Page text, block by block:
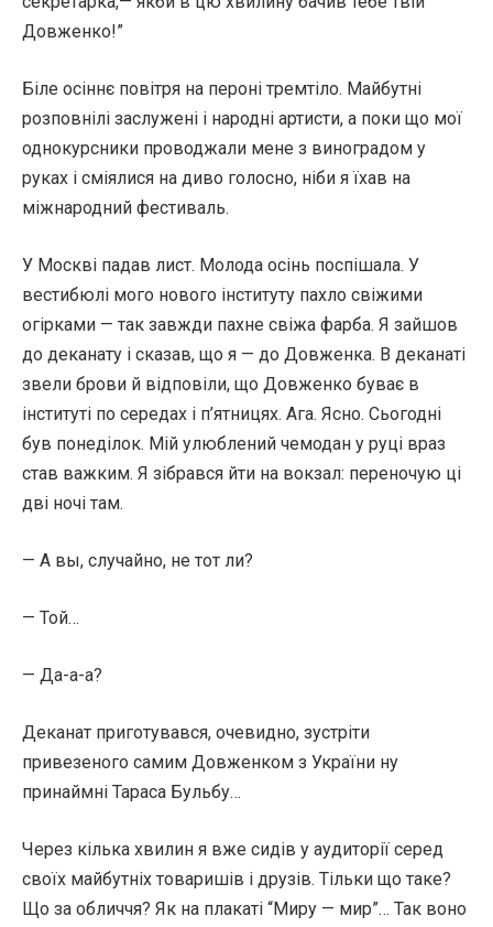
Довженко!”
Біле осіннє повітря на пероні тремтіло. Майбутні
розповнілі заслужені і народні артисти, а поки що мої
однокурсники проводжали мене з виноградом у
руках і сміялися на диво голосно, ніби я їхав на
міжнародний фестиваль.
У Москві падав лист. Молода осінь поспішала. У
вестибюлі мого нового інституту пахло свіжими
огірками — так завжди пахне свіжа фарба. Я зайшов
до деканату і сказав, що я — до Довженка. В деканаті
звели брови й відповіли, що Довженко буває в
інституті по середах і п’ятницях. Ага. Ясно. Сьогодні
був понеділок. Мій улюблений чемодан у руці враз
став важким. Я зібрався йти на вокзал: переночую ці
дві ночі там.
— А вы, случайно, не тот ли?
— Той…
— Да-а-а?
Деканат приготувався, очевидно, зустріти
привезеного самим Довженком з України ну
принаймні Тараса Бульбу…
Через кілька хвилин я вже сидів у аудиторії серед
своїх майбутніх товаришів і друзів. Тільки що таке?
Що за обличчя? Як на плакаті “Миру — мир”… Так воно